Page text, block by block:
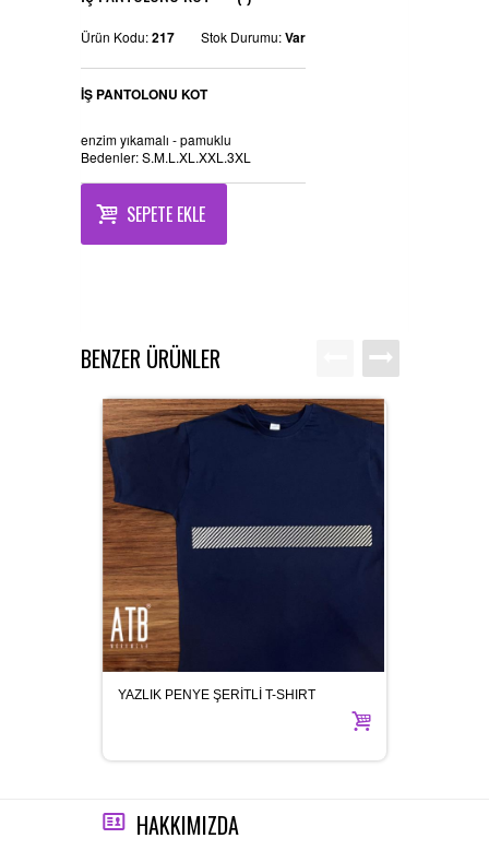
İLETİŞİM
Ürün Kodu:217 Stok Durumu:Var
İŞ PANTOLONU KOT
enzim yıkamalı - pamuklu
Bedenler: S.M.L.XL.XXL.3XL
SEPETE EKLE
BENZER ÜRÜNLER
YAZLIK PENYE ŞERİTLİ T-SHIRT
HAKKIMIZDA